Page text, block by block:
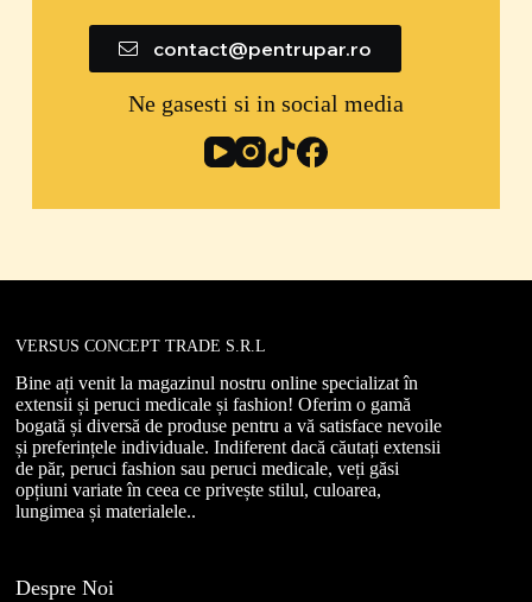
contact@pentrupar.ro
Ne gasesti si in social media
VERSUS CONCEPT TRADE S.R.L
Bine ați venit la magazinul nostru online specializat în
extensii și peruci medicale și fashion! Oferim o gamă
bogată și diversă de produse pentru a vă satisface nevoile
și preferințele individuale. Indiferent dacă căutați extensii
de păr, peruci fashion sau peruci medicale, veți găsi
opțiuni variate în ceea ce privește stilul, culoarea,
lungimea și materialele..
Despre Noi